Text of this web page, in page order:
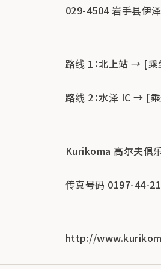
029-4504 岩手县伊
路线 1：北上站 → [
路线 2：水泽 IC → [
Kurikoma 高尔夫俱
传真号码 0197-44-
http://